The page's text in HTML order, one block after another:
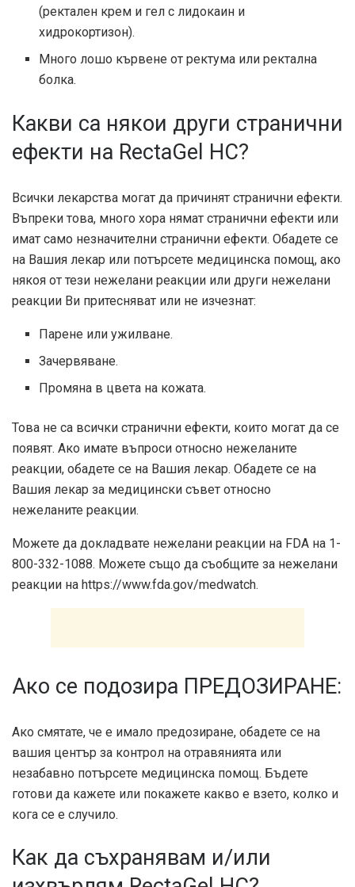
(ректален крем и гел с лидокаин и
хидрокортизон).
Много лошо кървене от ректума или ректална
болка.
Какви са някои други странични
ефекти на RectaGel HC?
Всички лекарства могат да причинят странични ефекти.
Въпреки това, много хора нямат странични ефекти или
имат само незначителни странични ефекти. Обадете се
на Вашия лекар или потърсете медицинска помощ, ако
някоя от тези нежелани реакции или други нежелани
реакции Ви притесняват или не изчезнат:
Парене или ужилване.
Зачервяване.
Промяна в цвета на кожата.
Това не са всички странични ефекти, които могат да се
появят. Ако имате въпроси относно нежеланите
реакции, обадете се на Вашия лекар. Обадете се на
Вашия лекар за медицински съвет относно
нежеланите реакции.
Можете да докладвате нежелани реакции на FDA на 1-
800-332-1088. Можете също да съобщите за нежелани
реакции на https://www.fda.gov/medwatch.
Ако се подозира ПРЕДОЗИРАНЕ:
Ако смятате, че е имало предозиране, обадете се на
вашия център за контрол на отравянията или
незабавно потърсете медицинска помощ. Бъдете
готови да кажете или покажете какво е взето, колко и
кога се е случило.
Как да съхранявам и/или